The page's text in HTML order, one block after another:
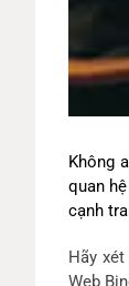
Không
quan
cạnh
Hãy